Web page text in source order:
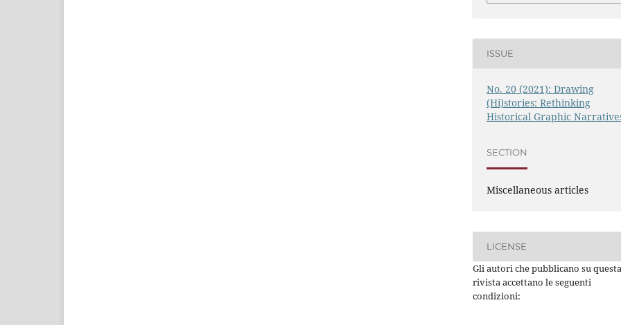
ISSUE
No. 20 (2021): Drawing
(Hi)stories: Rethinking
Historical Graphic
SECTION
Miscellaneous articles
LICENSE
Gli autori che pubblicano su questa
rivista accettano le seguenti
condizioni: